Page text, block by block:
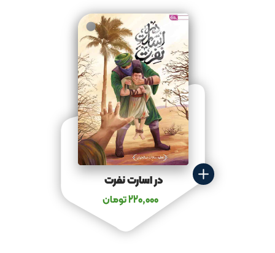
در اسارت نفرت
220,000تومان